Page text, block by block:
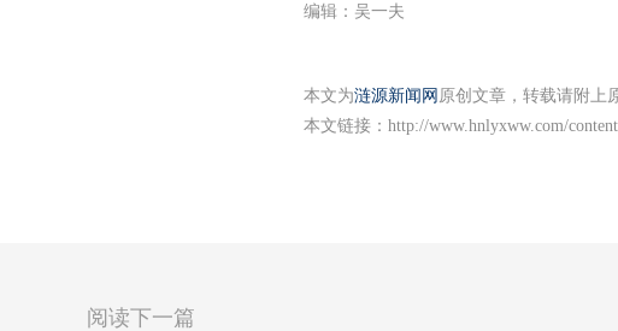
编辑：吴一夫
本文为涟源新闻网 原创文章，转载请附上
本文链接： http://www.hnlyxww.com/
阅读下一篇